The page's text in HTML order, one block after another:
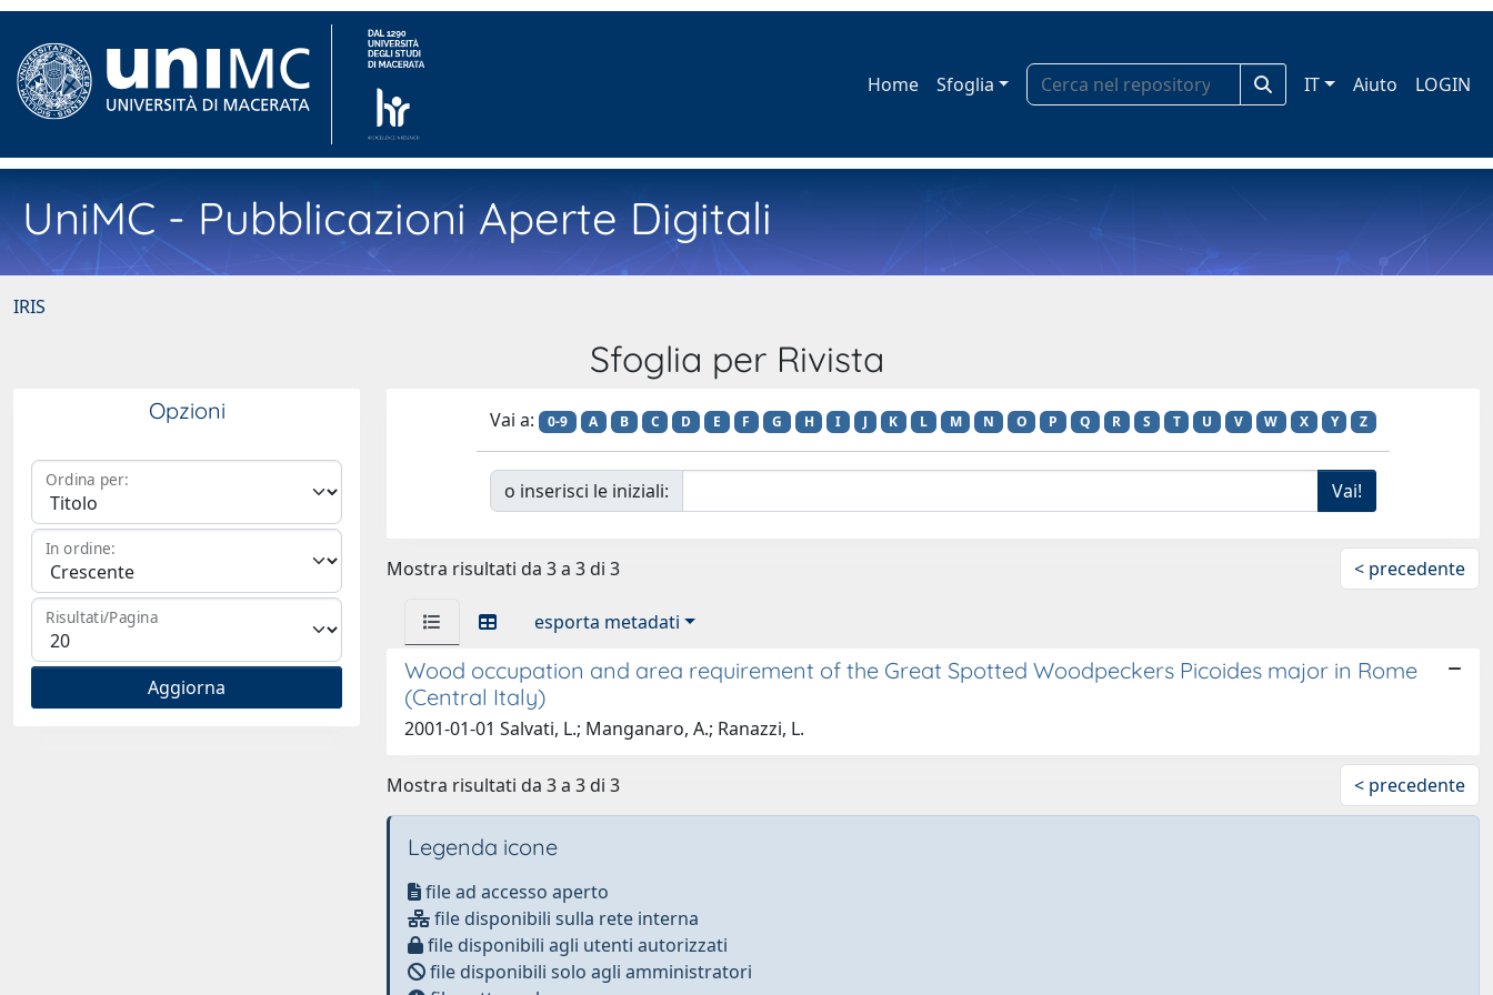
Home Sfoglia IT Aiuto LOGIN
UniMC - Pubblicazioni Aperte Digitali
IRIS
Sfoglia per Rivista
Opzioni
Ordina per:
In ordine:
Risultati/Pagina
Vai a: 0-9 A B C D E F G H I J K L M N O P Q R S T U V W X Y Z
o inserisci le iniziali:
Mostra risultati da 3 a 3 di 3 < precedente
esporta metadati
Wood occupation and area requirement of the Great Spotted Woodpeckers Picoides major in Rome
(Central Italy)
2001-01-01 Salvati, L.; Manganaro, A.; Ranazzi, L.
Mostra risultati da 3 a 3 di 3 < precedente
Legenda icone
file ad accesso aperto
file disponibili sulla rete interna
file disponibili agli utenti autorizzati
file disponibili solo agli amministratori